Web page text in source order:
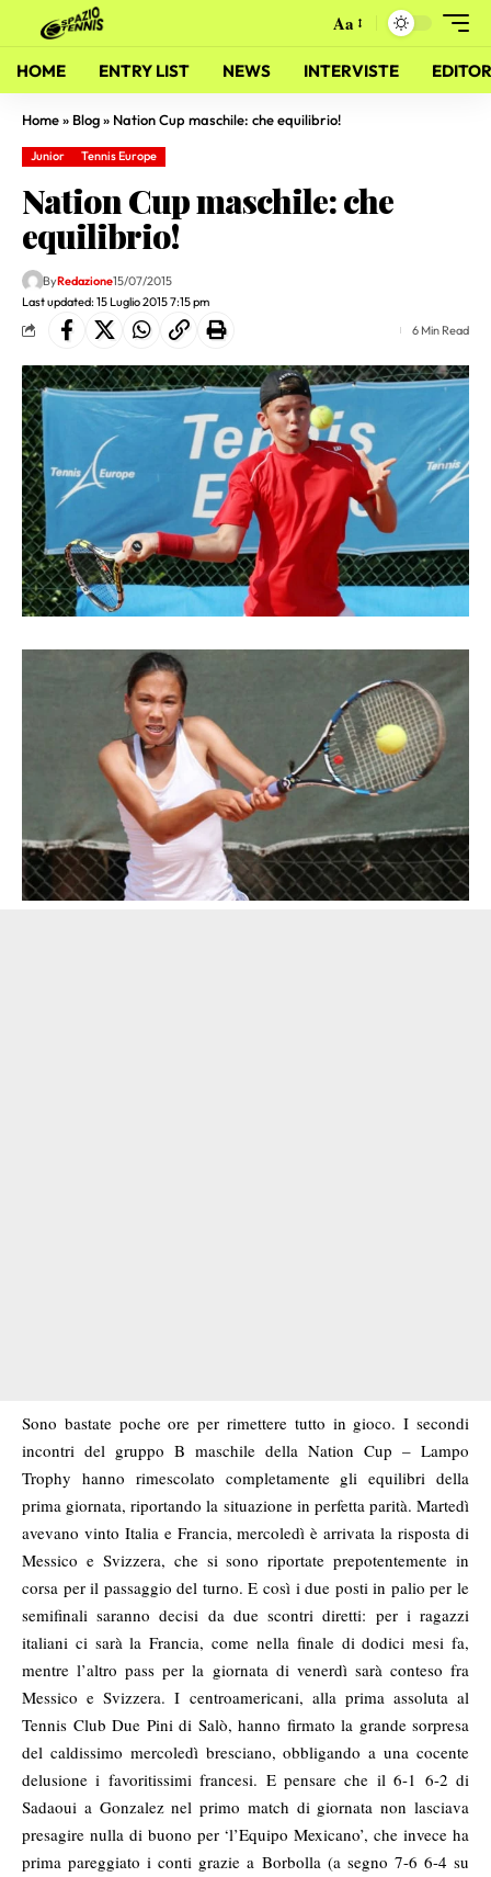
Aa
HOME ENTRY LIST NEWS INTERVISTE
Home» Blog» Nation Cup maschile: che equilibrio!
Junior Tennis Europe
Nation Cup maschile: che
equilibrio!
Last updated: 15 Luglio 2015 7:15 pm
ByRedazione15/07/2015
6 Min Read
Sono bastate poche ore per rimettere tutto in gioco. I secondi
incontri del gruppo B maschile della Nation Cup – Lampo
Trophy hanno rimescolato completamente gli equilibri della
prima giornata, riportando la situazione in perfetta parità. Martedì
avevano vinto Italia e Francia, mercoledì è arrivata la risposta di
Messico e Svizzera, che si sono riportate prepotentemente in
corsa per il passaggio del turno. E così i due posti in palio per le
semifinali saranno decisi da due scontri diretti: per i ragazzi
italiani ci sarà la Francia, come nella finale di dodici mesi fa,
mentre l’altro pass per la giornata di venerdì sarà conteso fra
Messico e Svizzera. I centroamericani, alla prima assoluta al
Tennis Club Due Pini di Salò, hanno firmato la grande sorpresa
del caldissimo mercoledì bresciano, obbligando a una cocente
delusione i favoritissimi francesi. E pensare che il 6-1 6-2 di
Sadaoui a Gonzalez nel primo match di giornata non lasciava
presagire nulla di buono per ‘l’Equipo Mexicano’, che invece ha
prima pareggiato i conti grazie a Borbolla (a segno 7-6 6-4 su